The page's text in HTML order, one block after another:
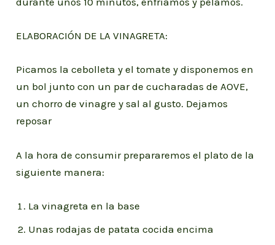
ELABORACIÓN DE LA VINAGRETA:
Picamos la cebolleta y el tomate y disponemos en
un bol junto con un par de cucharadas de AOVE,
un chorro de vinagre y sal al gusto. Dejamos
reposar
A la hora de consumir prepararemos el plato de la
siguiente manera:
La vinagreta en la base
Unas rodajas de patata cocida encima